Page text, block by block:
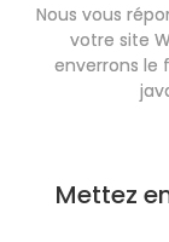
Nous vous
votre site
enverrons le
Mettez